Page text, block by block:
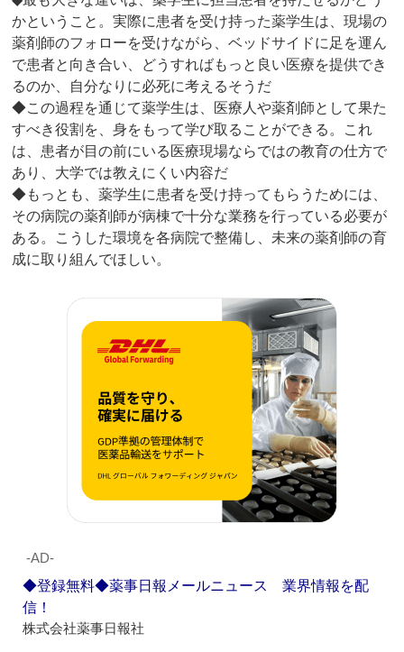
かということ。実際に患者を受け持った薬学生は、現場の
薬剤師のフォローを受けながら、ベッドサイドに足を運ん
で患者と向き合い、どうすればもっと良い医療を提供でき
るのか、自分なりに必死に考えるそうだ
◆この過程を通じて薬学生は、医療人や薬剤師として果た
すべき役割を、身をもって学び取ることができる。これ
は、患者が目の前にいる医療現場ならではの教育の仕方で
あり、大学では教えにくい内容だ
◆もっとも、薬学生に患者を受け持ってもらうためには、
その病院の薬剤師が病棟で十分な業務を行っている必要が
ある。こうした環境を各病院で整備し、未来の薬剤師の育
成に取り組んでほしい。
‐AD‐
◆登録無料◆薬事日報メールニュース 業界情報を配
信！
株式会社薬事日報社